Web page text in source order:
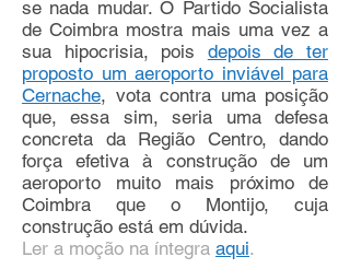
se nada mudar. O Partido Socialista
de Coimbra mostra mais uma vez a
sua hipocrisia, pois depois de ter
proposto um aeroporto inviável para
Cernache, vota contra uma posição
que, essa sim, seria uma defesa
concreta da Região Centro, dando
força efetiva à construção de um
aeroporto muito mais próximo de
Coimbra que o Montijo, cuja
construção está em dúvida.
Ler a moção na íntegra aqui.